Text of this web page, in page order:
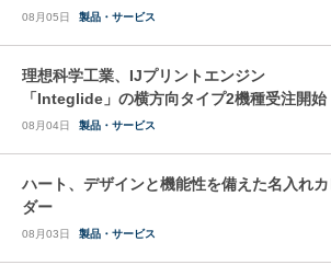
08月05日 製品・サービス
理想科学工業、IJプリントエンジン
「Integlide」の横方向タイプ2機種受注開始
08月04日 製品・サービス
ハート、デザインと機能性を備えた名入れ
ダー
08月03日 製品・サービス